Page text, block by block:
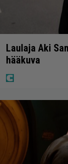
Laulaja Aki
hääkuva